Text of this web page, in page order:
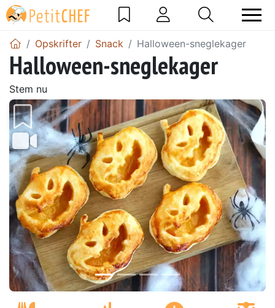
Opskrifter Snack Halloween-sneglekager
Halloween-sneglekager
Stem nu
Tidligere